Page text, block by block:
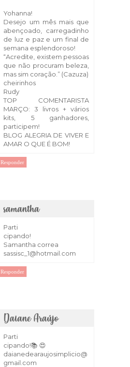
Yohanna!
Desejo um mês mais que
abençoado, carregadinho
de luz e paz e um final de
semana esplendoroso!
“Acredite, existem pessoas
que não procuram beleza,
mas sim coração.” (Cazuza)
cheirinhos
Rudy
TOP COMENTARISTA
MARÇO: 3 livros + vários
kits, 5 ganhadores,
participem!
BLOG ALEGRIA DE VIVER E
AMAR O QUE É BOM!
Responder
samantha
Parti
cipando!
Samantha correa
sassisc_1@hotmail.com
Responder
Daiane Araújo
Parti
cipando!📚 😍
daianedearaujosimplicio@
gmail.com